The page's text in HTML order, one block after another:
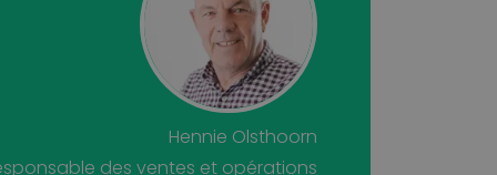
Hennie Olsthoorn
des ventes et opérations